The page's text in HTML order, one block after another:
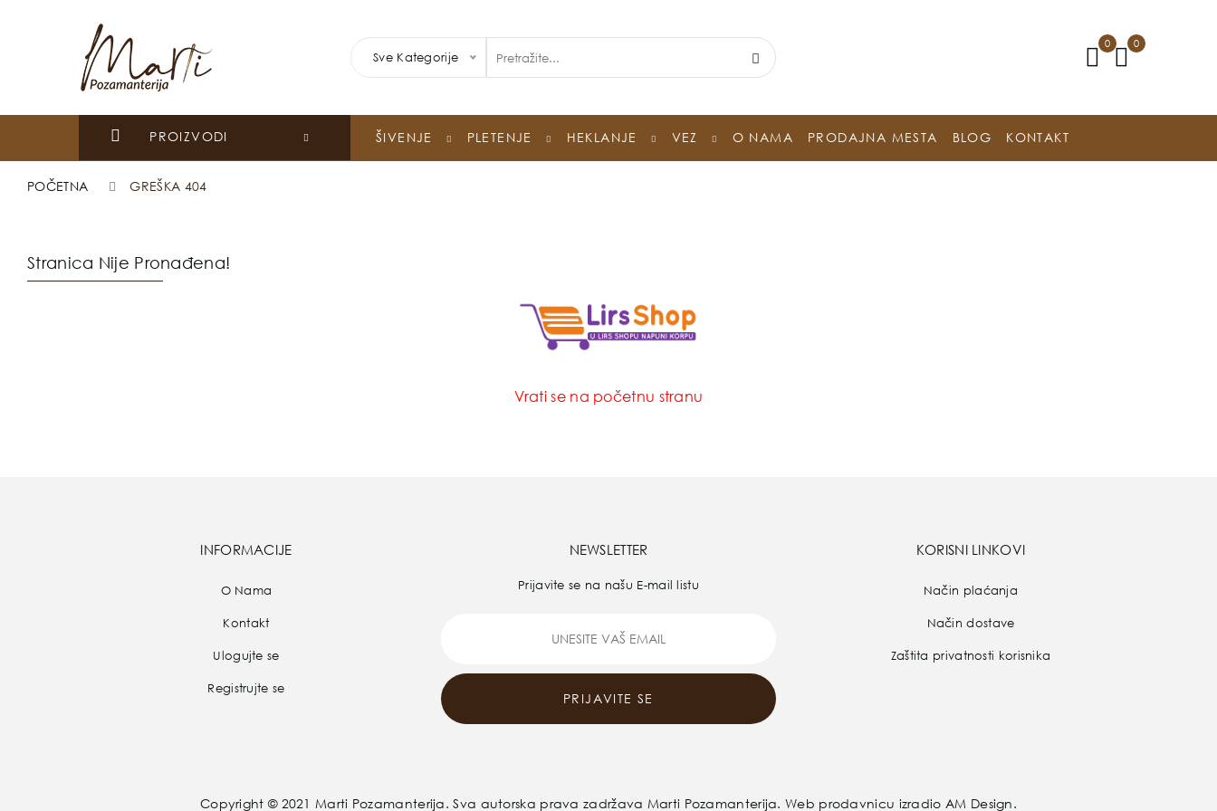
Sve Kategorije
0 0
PROIZVODI ŠIVENJE PLETENJE HEKLANJE VEZ O NAMA PRODAJNA MESTA BLOG KONTAKT
POČETNA GREŠKA 404
Stranica Nije Pronađena!
Vrati se na početnu stranu
INFORMACIJE
O Nama
Kontakt
Ulogujte se
Registrujte se
NEWSLETTER
Prijavite se na našu E-mail listu
PRIJAVITE SE
KORISNI LINKOVI
Način plaćanja
Način dostave
Zaštita privatnosti korisnika
Copyright © 2021Marti Pozamanterija. Sva autorska prava zadržava Marti Pozamanterija. Web prodavnicu izradio AM Design.